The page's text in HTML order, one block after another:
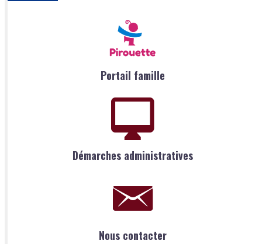
Portail famille
Démarches administratives
Nous contacter